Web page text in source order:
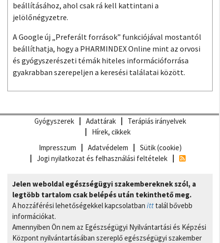
beállításához, ahol csak rá kell kattintani a
jelölőnégyzetre.
A Google új „Preferált források” funkciójával mostantól
beállíthatja, hogy a PHARMINDEX Online mint az orvosi
és gyógyszerészeti témák hiteles információforrása
gyakrabban szerepeljen a keresési találatai között.
Gyógyszerek Adattárak
Terápiás irányelvek
Hírek, cikkek
Impresszum
Adatvédelem
Sütik (cookie)
Jogi nyilatkozat és felhasználási feltételek
Jelen weboldal egészségügyi szakembereknek szól, a
legtöbb tartalom csak belépés után tekinthető meg.
A hozzáférési lehetőségekkel kapcsolatban itt talál bővebb
információkat.
Amennyiben Ön nem az Egészségügyi Nyilvántartási és Képzési
Központ nyilvántartásában szereplő egészségügyi szakember